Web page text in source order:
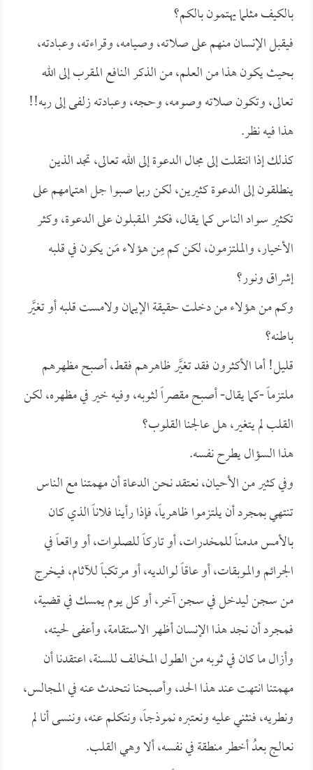
بالكيف مثلما يهتمون بالكم؟
فيقبل الإنسان منهم على صلاته، وصيامه، وقراءته، وعبادته،
بحيث يكون هذا من العلم، من الذكر النافع المقرب إلى الله
تعالى، وتكون صلاته وصومه، وحجه، وعبادته زلفى إلى ربه!!
هذا فيه نظر.
كذلك إذا انتقلت إلى مجال الدعوة إلى الله تعالى، تجد الذين
ينطلقون إلى الدعوة كثيرين، لكن ربما صبوا جل اهتمامهم على
تكثير سواد الناس كما يقال، فكثر المقبلون على الدعوة، وكثر
الأخيار، والملتزمون، لكن كم مِن هؤلاء مَن يكون في قلبه
إشراق ونور؟
وكم من هؤلاء من دخلت حقيقة الإيمان ولامست قلبه أو تغيَّر
باطنه؟
قليل! أما الأكثرون فقد تغيَّر ظاهرهم فقط، أصبح مظهرهم
ملتزماً -كما يقال- أصبح مقصراً لثوبه، وفيه خير في مظهره، لكن
القلب لم يتغير، هل عالجنا القلوب؟
هذا السؤال يطرح نفسه.
وفي كثير من الأحيان، نعتقد نحن الدعاة أن مهمتنا مع الناس
تنتهي بمجرد أن يلتزموا ظاهرياً، فإذا رأينا فلاناً الذي كان
بالأمس مدمناً للمخدرات، أو تاركاً للصلوات، أو واقعاً في
الجرائم والموبقات، أو عاقاً لوالديه، أو مرتكباً للآثام، فيخرج
من سجن ليدخل في سجن آخر، أو كل يوم يمسك في قضية،
فمجرد أن نجد هذا الإنسان أظهر الاستقامة، وأعفى لحيته،
وأزال ما كان في ثوبه من الطول المخالف للسنة، اعتقدنا أن
مهمتنا انتهت عند هذا الحد، وأصبحنا نتحدث عنه في المجالس،
ونطريه، فنثني عليه ونعتبره نموذجاً، ونتكلم عنه، وننسى أنا لم
نعالج بعدُ أخطر منطقة في نفسه، ألا وهي القلب.